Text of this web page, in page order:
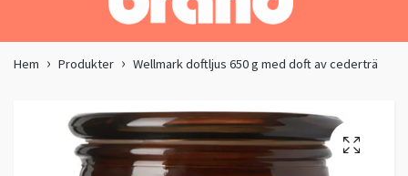
Hem Produkter Wellmark doftljus 650 g med doft av cederträ